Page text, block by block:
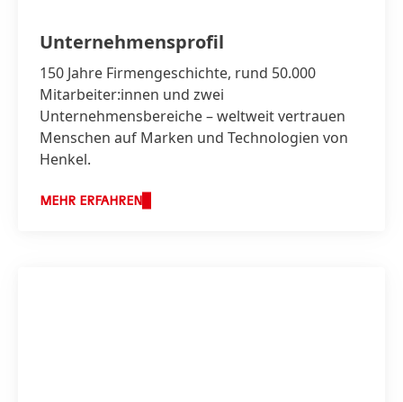
Unternehmensprofil
150 Jahre Firmengeschichte, rund 50.000
Mitarbeiter:innen und zwei
Unternehmensbereiche – weltweit vertrauen
Menschen auf Marken und Technologien von
Henkel.
MEHR ERFAHREN